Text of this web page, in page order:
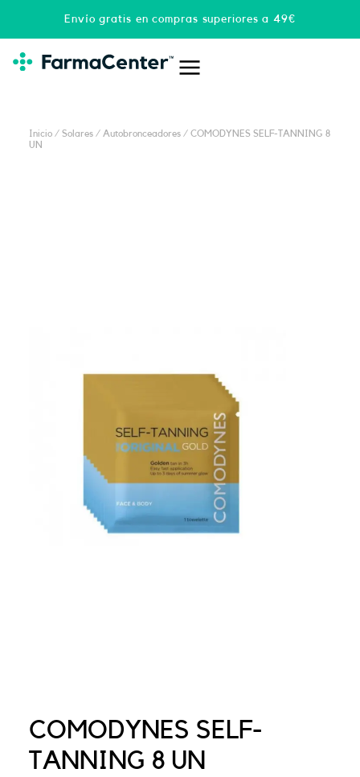
Envío gratis en compras superiores a 49€
Inicio / Solares / Autobronceadores / COMODYNES SELF-TANNING 8
UN
COMODYNES SELF-
TANNING 8 UN